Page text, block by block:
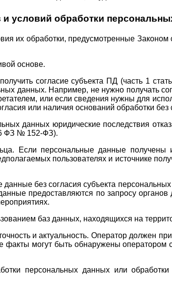
условий обработки
их обработки, предусмотренные
основе.
согласие субъекта ПД (часть 1
данных. Например, не нужно получать
или если сведения нужны для
или наличия оснований обработки
данных юридические последствия
ФЗ № 152-ФЗ).
Если персональные данные получены
пользователях и источнике
без согласия субъекта
предоставляются по запросу органов
баз данных, находящихся на
и актуальность. Оператор должен
могут быть обнаружены оператором
персональных данных или